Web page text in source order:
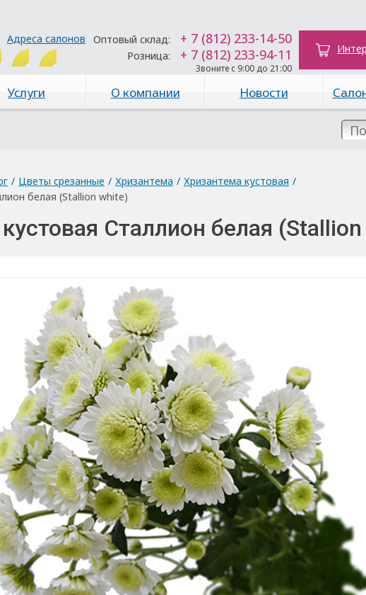
Адреса салонов Оптовый склад: + 7 (812) 233-14-50
Розница: + 7 (812) 233-94-11
Звоните с 9:00 до 21:00
Услуги О компании Новости
/ Цветы срезанные / Хризантема / Хризантема кустовая /
белая (Stallion white)
Сталлион белая